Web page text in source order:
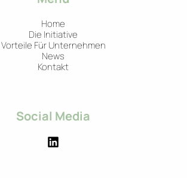
Home
Die Initiative
Vorteile Für Unternehmen
News
Kontakt
Social Media